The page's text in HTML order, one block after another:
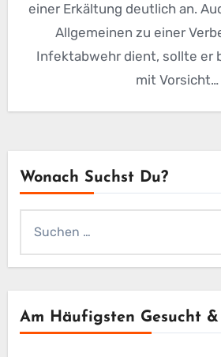
einer Erkältung deutlich an.
Allgemeinen zu einer
Infektabwehr dient, sollte er
mit Vorsicht…
Wonach Suchst Du?
nach:
Am Häufigsten Gesucht &